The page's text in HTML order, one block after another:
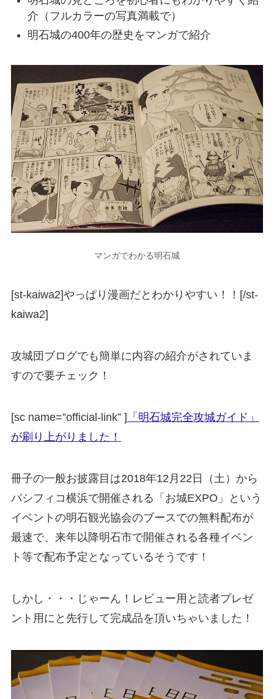
介（フルカラーの写真満載で）
明石城の400年の歴史をマンガで紹介
マンガでわかる明石城
[st-kaiwa2]やっぱり漫画だとわかりやすい！！[/st-
kaiwa2]
攻城団ブログでも簡単に内容の紹介がされていま
すので要チェック！
[sc name=”official-link” ] 「明石城完全攻城ガイド」
が刷り上がりました！
冊子の一般お披露目は2018年12月22日（土）から
パシフィコ横浜で開催される「 お城EXPO」という
イベントの明石観光協会のブースでの無料配布が
最速で、来年以降明石市で開催される各種イベン
ト等で配布予定となっているそうです！
しかし・・・じゃーん！レビュー用と読者プレゼ
ント用にと先行して完成品を頂いちゃいました！